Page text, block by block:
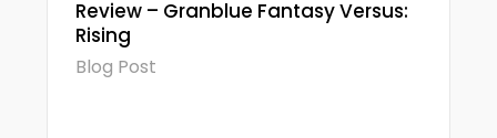
Review – Granblue Fantasy Versus:
Rising
Blog Post